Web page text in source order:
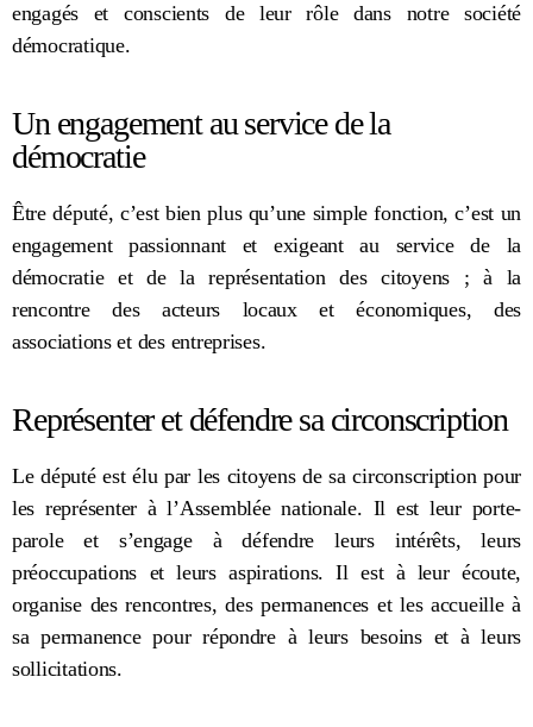
engagés et conscients de leur rôle dans notre société
démocratique.
Un engagement au service de la
démocratie
Être député, c’est bien plus qu’une simple fonction, c’est un
engagement passionnant et exigeant au service de la
démocratie et de la représentation des citoyens ; à la
rencontre des acteurs locaux et économiques, des
associations et des entreprises.
Représenter et défendre sa circonscription
Le député est élu par les citoyens de sa circonscription pour
les représenter à l’Assemblée nationale. Il est leur porte-
parole et s’engage à défendre leurs intérêts, leurs
préoccupations et leurs aspirations. Il est à leur écoute,
organise des rencontres, des permanences et les accueille à
sa permanence pour répondre à leurs besoins et à leurs
sollicitations.